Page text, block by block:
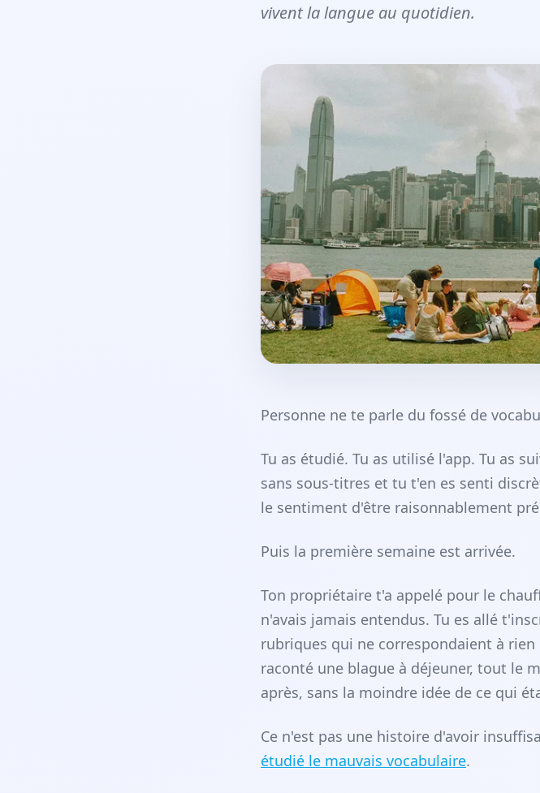
vivent la langue au quotidien.
Personne ne te parle du fossé de
Tu as étudié. Tu as utilisé l'app. Tu as
sans sous-titres et tu t'en es senti
le sentiment d'être raisonnablement
Puis la première semaine est arrivée.
Ton propriétaire t'a appelé pour le
n'avais jamais entendus. Tu es allé
rubriques qui ne correspondaient à
raconté une blague à déjeuner, tout le
après, sans la moindre idée de ce qui
Ce n'est pas une histoire d'avoir
étudié le mauvais vocabulaire.